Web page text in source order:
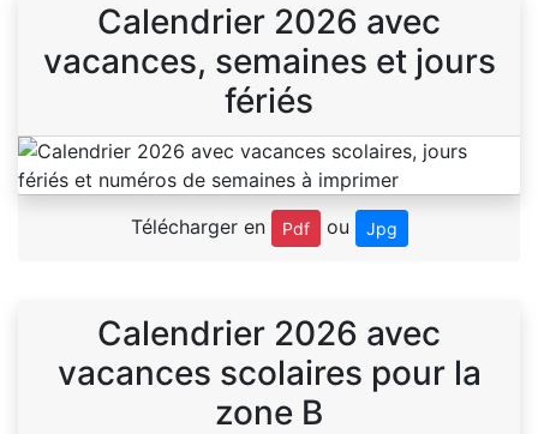
Calendrier 2026 avec
vacances, semaines et jours
fériés
Télécharger en Pdf ou Jpg
Calendrier 2026 avec
vacances scolaires pour la
zone B